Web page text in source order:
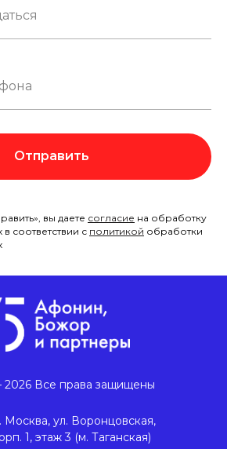
Отправить
вы даете согласие на обработку
соответствии с политикой обработки
Москва, ул. Воронцовская,
1, этаж 3 (м. Таганская)
Все права защищены